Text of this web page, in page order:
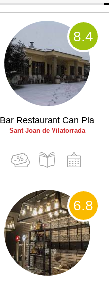
Bar Restaurant Can Pla
Sant Joan de Vilatorrada
8.4
6.8